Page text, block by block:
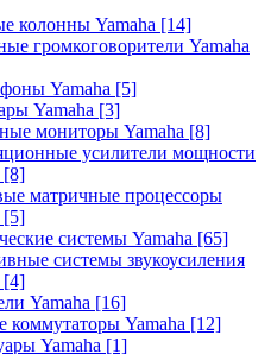
колонны Yamaha [14]
громкоговорители Yamaha
Yamaha [5]
Yamaha [3]
мониторы Yamaha [8]
усилители мощности
[8]
матричные процессоры
[5]
системы Yamaha [65]
системы звукоусиления
[4]
Yamaha [16]
коммутаторы Yamaha [12]
Yamaha [1]